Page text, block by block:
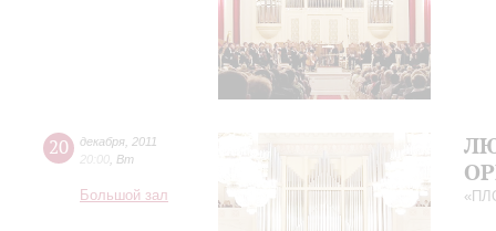
20 декабря 2011
20:00 Вт
Большой зал